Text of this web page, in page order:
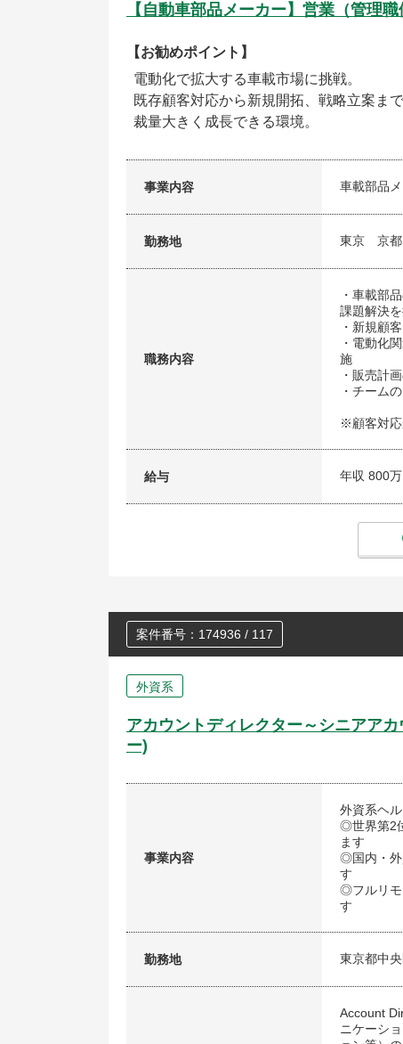
【自動車部品メーカー】営業（管理職
【お勧めポイント】
電動化で拡大する車載市場に挑戦。
既存顧客対応から新規開拓、戦略立案ま
裁量大きく成長できる環境。
事業内容 車載部品
勤務地 東京 京都
職務内容
・車載部
課題解決
・新規顧
・電動化
施
・販売計
・チーム
※顧客対応
給与 年収 800
案件番号：174936 / 117
外資系
アカウントディレクター～シニアア
ー)
事業内容
外資系ヘ
◎世界第2
ます
◎国内・外
す
◎フルリモ
す
勤務地 東京都中
Account
ニケーシ